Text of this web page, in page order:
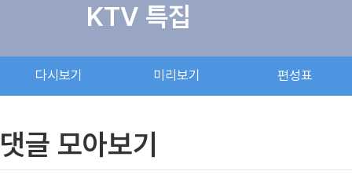
KTV 특집
다시보기 미리보기 편성표
댓글 모아보기